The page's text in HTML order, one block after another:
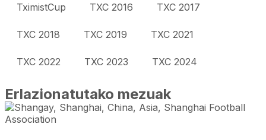
TximistCup TXC 2016 TXC 2017
TXC 2018 TXC 2019 TXC 2021
TXC 2022 TXC 2023 TXC 2024
Erlazionatutako mezuak